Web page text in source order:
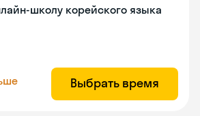
школу корейского языка
Выбрать время